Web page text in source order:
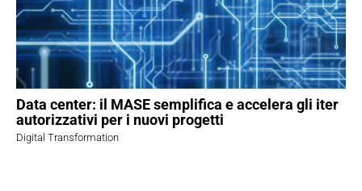
Data center: il MASE semplifica e accelera gli iter
autorizzativi per i nuovi progetti
Digital Transformation